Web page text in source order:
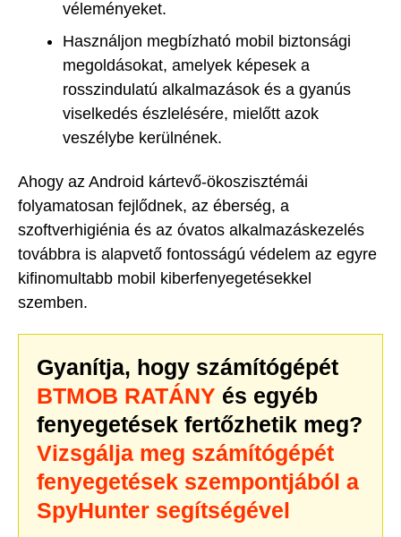
véleményeket.
Használjon megbízható mobil biztonsági
megoldásokat, amelyek képesek a
rosszindulatú alkalmazások és a gyanús
viselkedés észlelésére, mielőtt azok
veszélybe kerülnének.
Ahogy az Android kártevő-ökoszisztémái
folyamatosan fejlődnek, az éberség, a
szoftverhigiénia és az óvatos alkalmazáskezelés
továbbra is alapvető fontosságú védelem az egyre
kifinomultabb mobil kiberfenyegetésekkel
szemben.
Gyanítja, hogy számítógépét
BTMOB RATÁNY és egyéb
fenyegetések fertőzhetik meg?
Vizsgálja meg számítógépét
fenyegetések szempontjából a
SpyHunter segítségével